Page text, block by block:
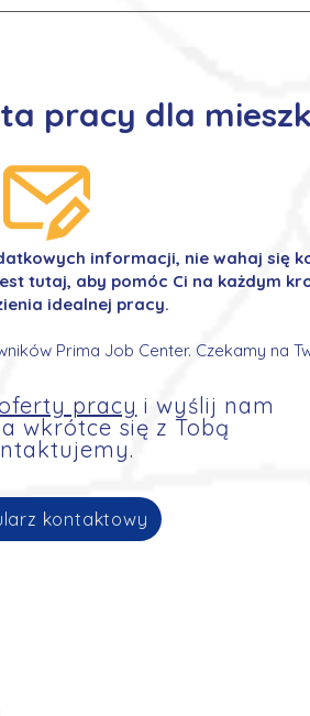
Wystarczy poinformować nas
pracy dla
informacji, nie wahaj się
tutaj, aby pomóc Ci na każdym
idealnej pracy.
Prima Job Center. Czekamy na
pracy i wyślij nam
wkrótce się z Tobą
kontaktowy